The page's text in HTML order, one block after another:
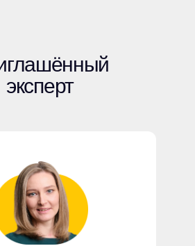
эксперт